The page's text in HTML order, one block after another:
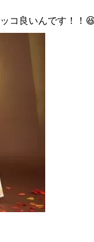
コ良いんです！！